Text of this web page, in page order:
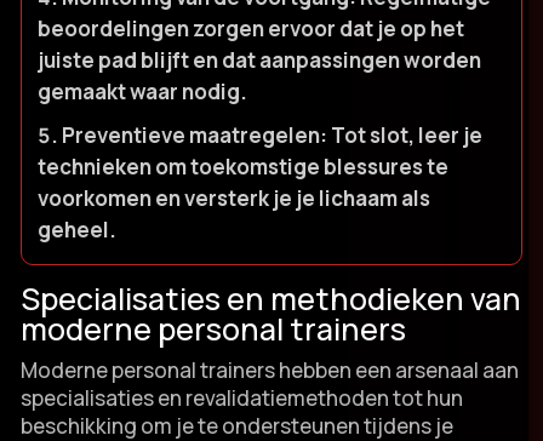
beoordelingen zorgen ervoor dat je op het
juiste pad blijft en dat aanpassingen worden
gemaakt waar nodig.​
Preventieve maatregelen: Tot slot, leer je
technieken om toekomstige blessures te
voorkomen en versterk je je lichaam als
geheel.​
Specialisaties en methodieken van
moderne personal trainers
Moderne personal trainers hebben een arsenaal aan
specialisaties en revalidatiemethoden tot hun
beschikking om je te ondersteunen tijdens je